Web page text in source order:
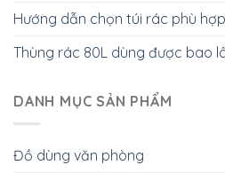
Hướng dẫn chọn túi rác phù
Thùng rác 80L dùng được bao
DANH MỤC SẢN PHẨM
Đồ dùng văn phòng